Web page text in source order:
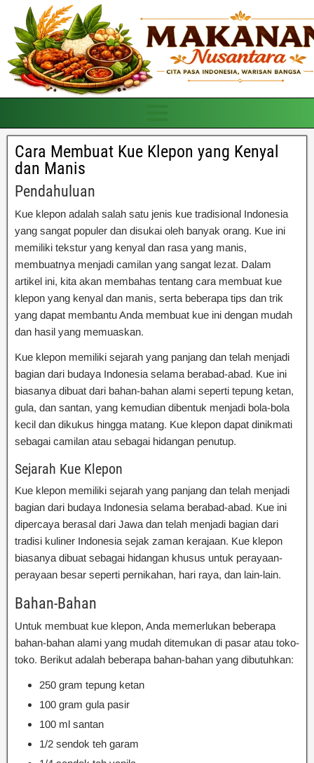
Cara Membuat Kue Klepon yang Kenyal
dan Manis
Pendahuluan
Kue klepon adalah salah satu jenis kue tradisional Indonesia
yang sangat populer dan disukai oleh banyak orang. Kue ini
memiliki tekstur yang kenyal dan rasa yang manis,
membuatnya menjadi camilan yang sangat lezat. Dalam
artikel ini, kita akan membahas tentang cara membuat kue
klepon yang kenyal dan manis, serta beberapa tips dan trik
yang dapat membantu Anda membuat kue ini dengan mudah
dan hasil yang memuaskan.
Kue klepon memiliki sejarah yang panjang dan telah menjadi
bagian dari budaya Indonesia selama berabad-abad. Kue ini
biasanya dibuat dari bahan-bahan alami seperti tepung ketan,
gula, dan santan, yang kemudian dibentuk menjadi bola-bola
kecil dan dikukus hingga matang. Kue klepon dapat dinikmati
sebagai camilan atau sebagai hidangan penutup.
Sejarah Kue Klepon
Kue klepon memiliki sejarah yang panjang dan telah menjadi
bagian dari budaya Indonesia selama berabad-abad. Kue ini
dipercaya berasal dari Jawa dan telah menjadi bagian dari
tradisi kuliner Indonesia sejak zaman kerajaan. Kue klepon
biasanya dibuat sebagai hidangan khusus untuk perayaan-
perayaan besar seperti pernikahan, hari raya, dan lain-lain.
Bahan-Bahan
Untuk membuat kue klepon, Anda memerlukan beberapa
bahan-bahan alami yang mudah ditemukan di pasar atau toko-
toko. Berikut adalah beberapa bahan-bahan yang dibutuhkan:
250 gram tepung ketan
100 gram gula pasir
100 ml santan
1/2 sendok teh garam